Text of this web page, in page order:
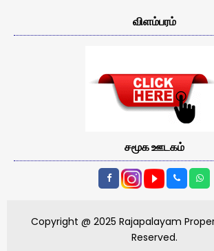
விளம்பரம்
சமூக ஊடகம்